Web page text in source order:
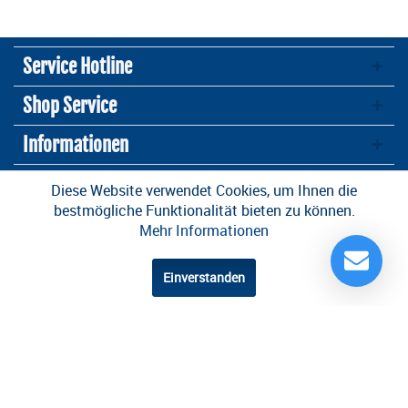
Service Hotline
Shop Service
Informationen
Newsletter
* Alle Preise inkl. gesetzl. Mehrwertsteuer zzgl.Versandkosten
und ggf.
Nachnahmegebühren, wenn nicht anders beschrieben
Design und Entwicklung durch die
Diese Website verwendet Cookies, um Ihnen die
bestmögliche Funktionalität bieten zu können.
Mehr Informationen
Einverstanden